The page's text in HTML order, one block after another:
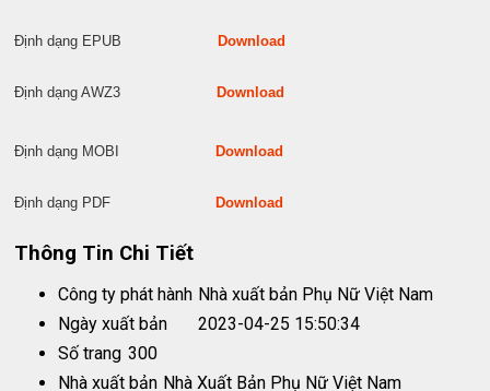
Định dạng EPUB Download
Định dạng AWZ3 Download
Định dạng MOBI Download
Định dạng PDF Download
Thông Tin Chi Tiết
Công ty phát hành Nhà xuất bản Phụ Nữ Việt Nam
Ngày xuất bản
2023-04-25 15:50:34
Số trang 300
Nhà xuất bản Nhà Xuất Bản Phụ Nữ Việt Nam